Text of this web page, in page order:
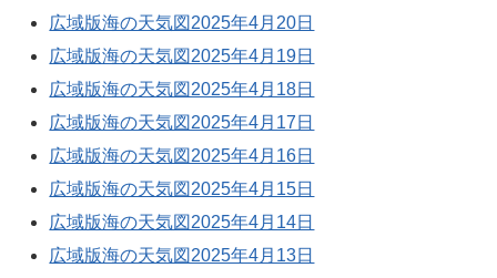
広域版海の天気図2025年4月20日
広域版海の天気図2025年4月19日
広域版海の天気図2025年4月18日
広域版海の天気図2025年4月17日
広域版海の天気図2025年4月16日
広域版海の天気図2025年4月15日
広域版海の天気図2025年4月14日
広域版海の天気図2025年4月13日